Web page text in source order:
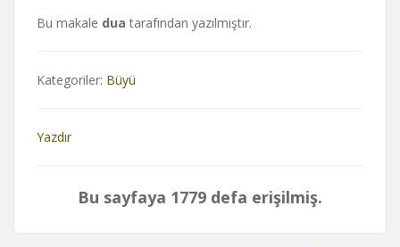
Bu makale dua tarafından yazılmıştır.
Kategoriler: Büyü
Yazdır
Bu sayfaya 1779 defa erişilmiş.